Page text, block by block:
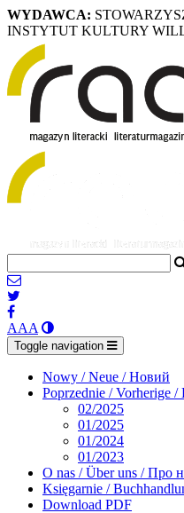
WYDAWCA:
INSTYTUT KULTURY
AAA
Toggle navigation
Nowy / Neue / Новий
Poprzednie / Vorherige /
02/2025
01/2025
01/2024
01/2023
O nas / Über uns / Про
Księgarnie /
Download PDF